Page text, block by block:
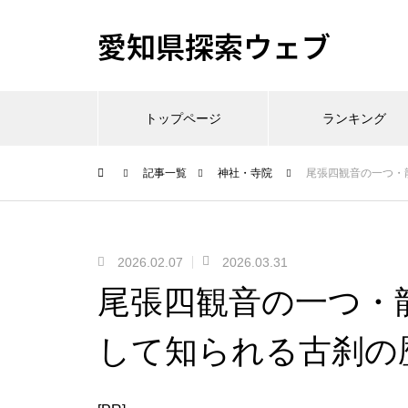
愛知県探索ウェブ
トップページ ランキング
記事一覧 神社・寺院 尾張四観音の一つ
2026.02.07 2026.03.31
尾張四観音の一つ・
して知られる古刹